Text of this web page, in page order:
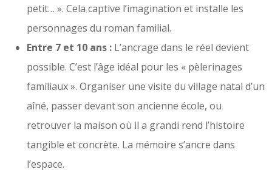
petit… ». Cela captive l’imagination et installe les
personnages du roman familial.
Entre 7 et 10 ans : L’ancrage dans le réel devient
possible. C’est l’âge idéal pour les « pèlerinages
familiaux ». Organiser une visite du village natal d’un
aîné, passer devant son ancienne école, ou
retrouver la maison où il a grandi rend l’histoire
tangible et concrète. La mémoire s’ancre dans
l’espace.